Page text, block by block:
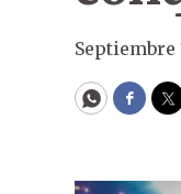
Septiembre